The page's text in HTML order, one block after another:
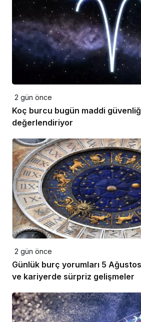
2 gün önce
Koç burcu bugün maddi
değerlendiriyor
2 gün önce
Günlük burç yorumları 5
ve kariyerde sürpriz gelişmeler